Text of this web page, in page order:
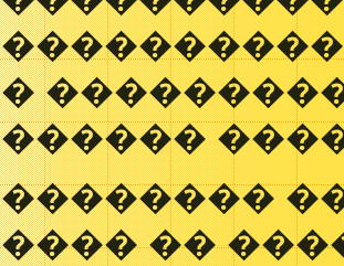
�
������
��������
���� ��